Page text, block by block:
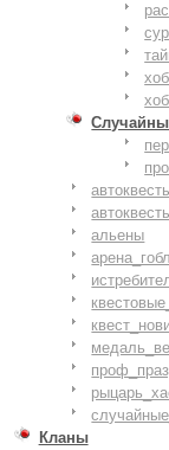
альены
Кланы